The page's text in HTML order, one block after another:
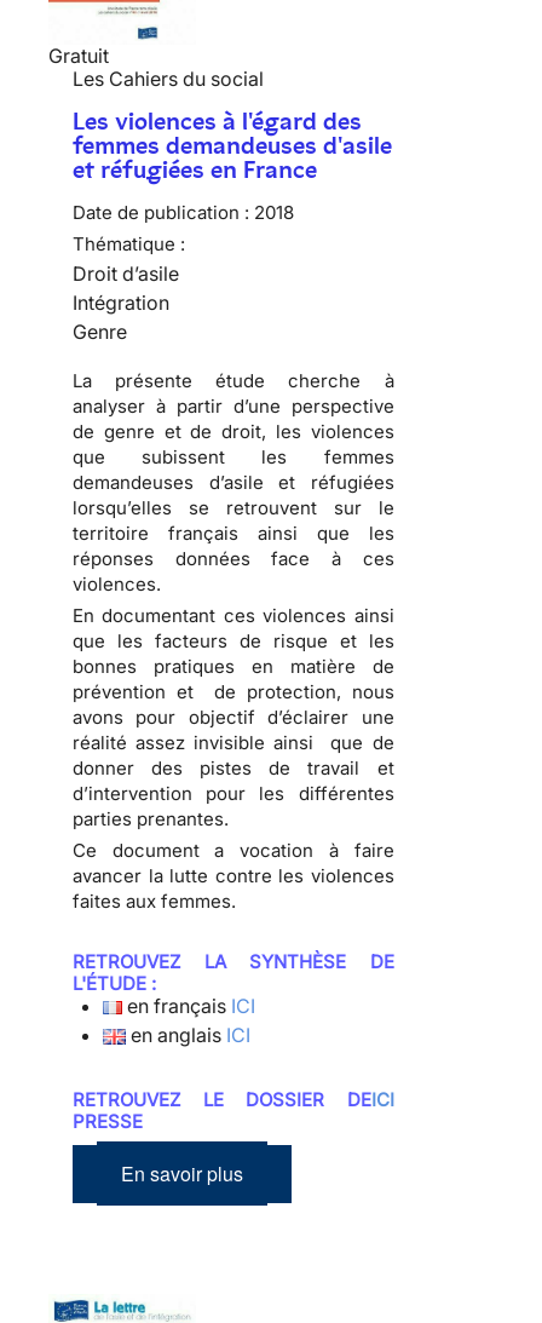
Gratuit
Les Cahiers du social
Les violences à l'égard des
femmes demandeuses d'asile
et réfugiées en France
Date de publication : 2018
Thématique :
Droit d’asile
Intégration
Genre
La présente étude cherche à
analyser à partir d’une perspective
de genre et de droit, les violences
que subissent les femmes
demandeuses d’asile et réfugiées
lorsqu’elles se retrouvent sur le
territoire français ainsi que les
réponses données face à ces
violences.
En documentant ces violences ainsi
que les facteurs de risque et les
bonnes pratiques en matière de
prévention et de protection, nous
avons pour objectif d’éclairer une
réalité assez invisible ainsi que de
donner des pistes de travail et
d’intervention pour les différentes
parties prenantes.
Ce document a vocation à faire
avancer la lutte contre les violences
faites aux femmes.
RETROUVEZ LA SYNTHÈSE DE
L'ÉTUDE :
en français ICI
en anglais ICI
RETROUVEZ LE DOSSIER DE
PRESSE
ICI
En savoir plus